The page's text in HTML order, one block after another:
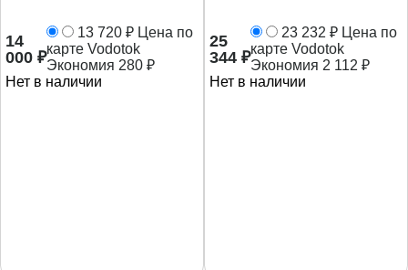
14
000 ₽
13 720 ₽ Цена по
карте Vodotok
Экономия 280 ₽
Нет в наличии
25
344 ₽
23 232 ₽ Цена по
карте Vodotok
Экономия 2 112 ₽
Нет в наличии